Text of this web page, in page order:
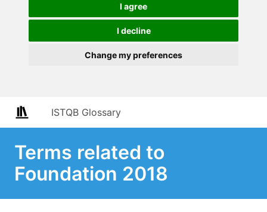
I agree
I decline
Change my preferences
ISTQB Glossary
Terms related to
Foundation 2018